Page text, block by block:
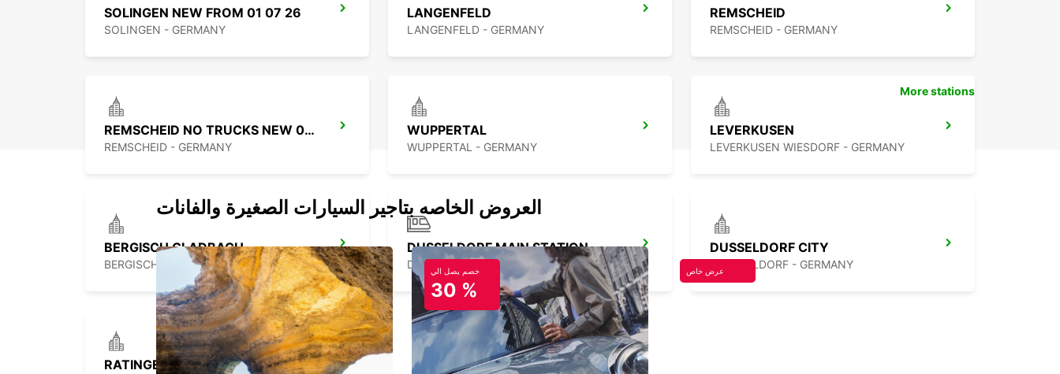
SOLINGEN NEW FROM 01 07 26
SOLINGEN - GERMANY
LANGENFELD
LANGENFELD - GERMANY
REMSCHEID
REMSCHEID - GERMANY
REMSCHEID NO TRUCKS NEW 01 09 26
REMSCHEID - GERMANY
WUPPERTAL
WUPPERTAL - GERMANY
LEVERKUSEN
LEVERKUSEN WIESDORF - GERMANY
BERGISCH GLADBACH
BERGISCH-GLADBACH - GERMANY
DUSSELDORF MAIN STATION
DUESSELDORF - GERMANY
DUSSELDORF CITY
DUESSELDORF - GERMANY
RATINGEN
More stations
العروض الخاصه بتاجير السيارات الصغيرة والفانات
خصم يصل الي
30 %
عرض خاص